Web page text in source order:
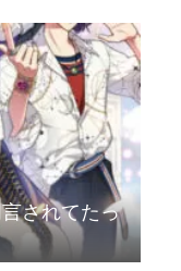
されてたっ